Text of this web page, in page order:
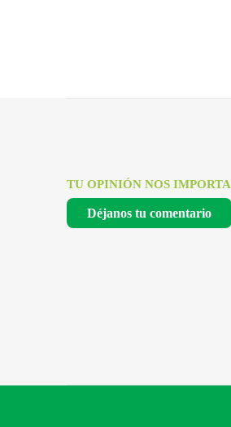
TU OPINIÓN NOS IMPORTA
Déjanos tu comentario